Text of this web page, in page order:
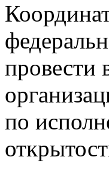
провести
по